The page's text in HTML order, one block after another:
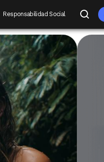
Responsabilidad Social